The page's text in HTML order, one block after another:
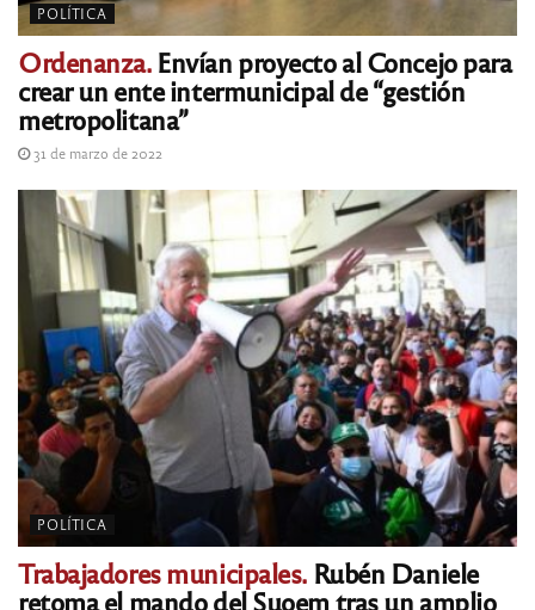
POLÍTICA
Ordenanza.Envían proyecto al Concejo para
crear un ente intermunicipal de “gestión
metropolitana”
31 de marzo de 2022
POLÍTICA
Trabajadores municipales. Rubén Daniele
retoma el mando del Suoem tras un amplio